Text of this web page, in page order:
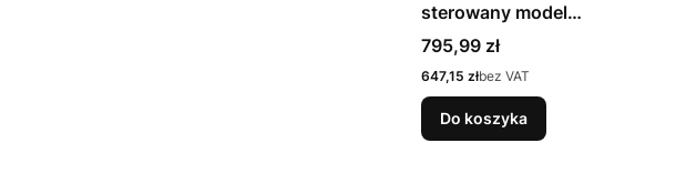
sterowany model
Samochód off-road krótki
kurs/stadion Silnik
elektryczny 1:14
Cena
795,99 zł
Cena
647,15 złbez VAT
Do koszyka